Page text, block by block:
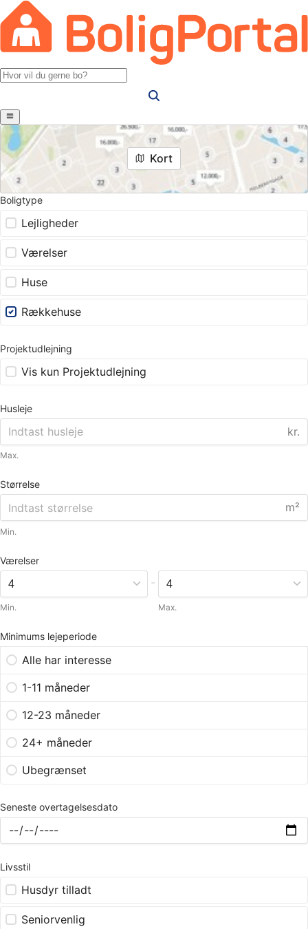
Kort
Boligtype
Lejligheder
Værelser
Huse
Rækkehuse
Projektudlejning
Vis kun Projektudlejning
Husleje
kr.
Max.
Størrelse
m²
Min.
Værelser
Min.
-
Max.
Minimums lejeperiode
Alle har interesse
1-11 måneder
12-23 måneder
24+ måneder
Ubegrænset
Seneste overtagelsesdato
Livsstil
Husdyr tilladt
Seniorvenlig